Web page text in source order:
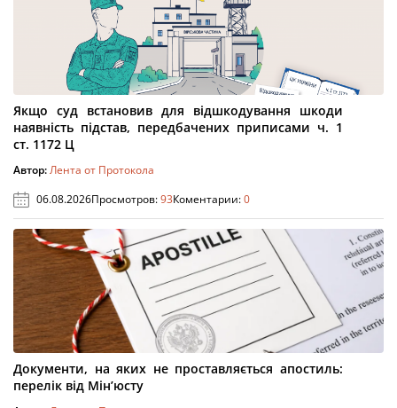
Якщо суд встановив для відшкодування шкоди
наявність підстав, передбачених приписами ч. 1
ст. 1172 Ц
Автор:Лента от Протокола
06.08.2026Просмотров:93Коментарии:0
Документи, на яких не проставляється апостиль:
перелік від Мін’юсту